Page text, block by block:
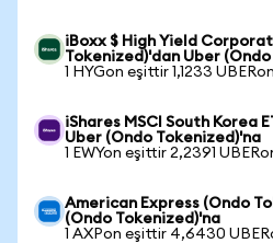
iBoxx $ High Yield
Tokenized)'dan Uber
1 HYGon eşittir 1,1233 UBERon
iShares MSCI South Korea
Uber (Ondo Tokenized)'na
1 EWYon eşittir 2,2391
American Express (Ondo
(Ondo Tokenized)'na
1 AXPon eşittir 4,6430